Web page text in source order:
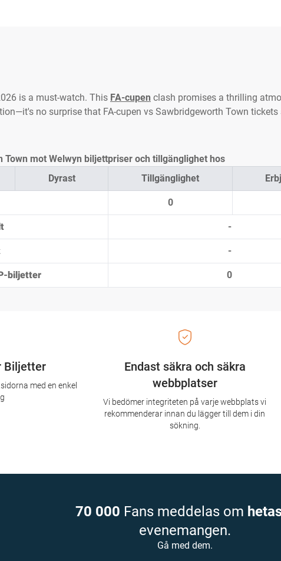
is a must-watch. This FA-cupen clash promises a thrilling
no surprise that FA-cupen vs Sawbridgeworth Town tickets
Dyrast Tillgänglighet
0
-
-
biljetter 0
Town mot Welwyn biljettpriser och tillgänglighet hos
Endast säkra och säkra
webbplatser
Vi bedömer integriteten på varje webbplats vi
rekommenderar innan du lägger till dem i din
sökning.
Biljetter
med en enkel
70 000 Fans meddelas om
evenemangen.
Gå med dem.